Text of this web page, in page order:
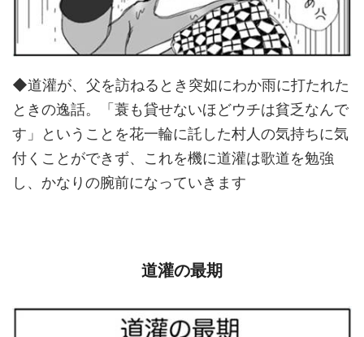
◆道灌が、父を訪ねるとき突如にわか雨に打たれた
ときの逸話。「蓑も貸せないほどウチは貧乏なんで
す」ということを花一輪に託した村人の気持ちに気
付くことができず、これを機に道灌は歌道を勉強
し、かなりの腕前になっていきます
道灌の最期